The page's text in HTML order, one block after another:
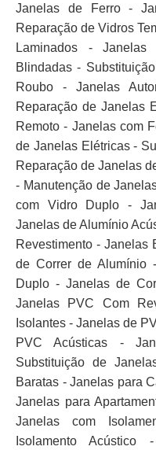
Janelas de Ferro -
Reparação de Vidros
Laminados -
Blindadas -
Roubo - Janelas
Reparação de Janelas
Remoto - Janelas com
de Janelas Elétricas -
Reparação de Janelas
- Manutenção de
com Vidro Duplo -
Janelas de Alumínio
Revestimento - Janelas
de Correr de Alumínio
Duplo - Janelas de
Janelas PVC Com
Isolantes - Janelas de
PVC Acústicas -
Substituição de
Baratas - Janelas para
Janelas para
Janelas com
Isolamento